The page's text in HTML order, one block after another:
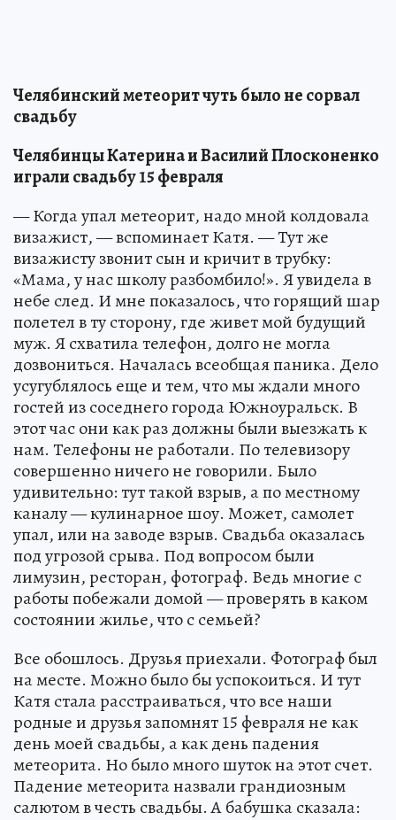
Челябинский метеорит чуть было не сорвал
свадьбу
Челябинцы Катерина и Василий Плосконенко
играли свадьбу 15 февраля
— Когда упал метеорит, надо мной колдовала
визажист, — вспоминает Катя. — Тут же
визажисту звонит сын и кричит в трубку:
«Мама, у нас школу разбомбило!». Я увидела в
небе след. И мне показалось, что горящий шар
полетел в ту сторону, где живет мой будущий
муж. Я схватила телефон, долго не могла
дозвониться. Началась всеобщая паника. Дело
усугублялось еще и тем, что мы ждали много
гостей из соседнего города Южноуральск. В
этот час они как раз должны были выезжать к
нам. Телефоны не работали. По телевизору
совершенно ничего не говорили. Было
удивительно: тут такой взрыв, а по местному
каналу — кулинарное шоу. Может, самолет
упал, или на заводе взрыв. Свадьба оказалась
под угрозой срыва. Под вопросом были
лимузин, ресторан, фотограф. Ведь многие с
работы побежали домой — проверять в каком
состоянии жилье, что с семьей?
Все обошлось. Друзья приехали. Фотограф был
на месте. Можно было бы успокоиться. И тут
Катя стала расстраиваться, что все наши
родные и друзья запомнят 15 февраля не как
день моей свадьбы, а как день падения
метеорита. Но было много шуток на этот счет.
Падение метеорита назвали грандиозным
салютом в честь свадьбы. А бабушка сказала: